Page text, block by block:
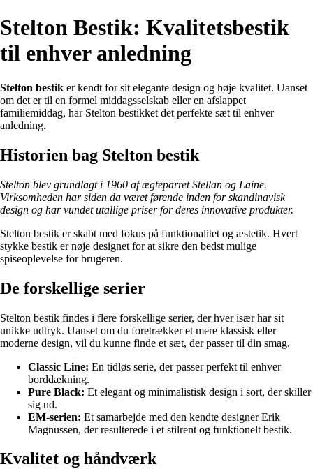
Stelton Bestik: Kvalitetsbestik
til enhver anledning
Stelton bestik er kendt for sit elegante design og høje kvalitet. Uanset
om det er til en formel middagsselskab eller en afslappet
familiemiddag, har Stelton bestikket det perfekte sæt til enhver
anledning.
Historien bag Stelton bestik
Stelton blev grundlagt i 1960 af ægteparret Stellan og Laine.
Virksomheden har siden da været førende inden for skandinavisk
design og har vundet utallige priser for deres innovative produkter.
Stelton bestik er skabt med fokus på funktionalitet og æstetik. Hvert
stykke bestik er nøje designet for at sikre den bedst mulige
spiseoplevelse for brugeren.
De forskellige serier
Stelton bestik findes i flere forskellige serier, der hver især har sit
unikke udtryk. Uanset om du foretrækker et mere klassisk eller
moderne design, vil du kunne finde et sæt, der passer til din smag.
Classic Line: En tidløs serie, der passer perfekt til enhver
borddækning.
Pure Black: Et elegant og minimalistisk design i sort, der skiller
sig ud.
EM-serien: Et samarbejde med den kendte designer Erik
Magnussen, der resulterede i et stilrent og funktionelt bestik.
Kvalitet og håndværk